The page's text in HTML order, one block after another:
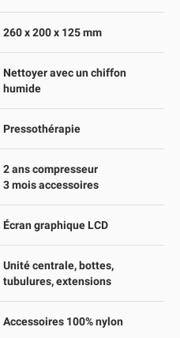
260 x 200 x 125 mm
Nettoyer avec un chiffon
humide
Pressothérapie
2 ans compresseur
3 mois accessoires
Écran graphique LCD
Unité centrale, bottes,
tubulures, extensions
Accessoires 100% nylon